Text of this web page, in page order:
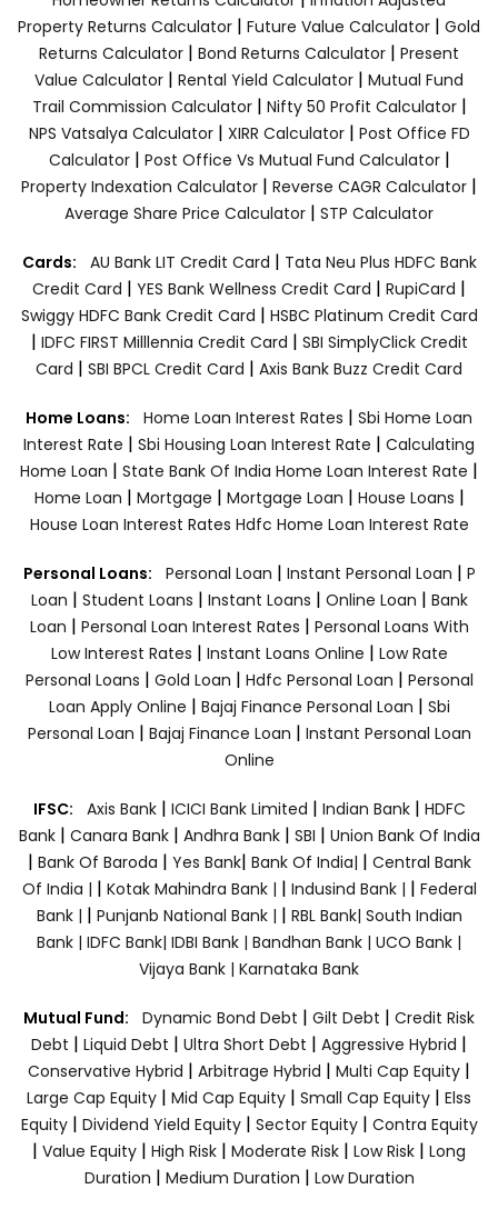
Property Returns Calculator | Future Value Calculator | Gold
Returns Calculator | Bond Returns Calculator | Present
Value Calculator | Rental Yield Calculator | Mutual Fund
Trail Commission Calculator| Nifty 50 Profit Calculator|
NPS Vatsalya Calculator| XIRR Calculator| Post Office FD
Calculator| Post Office Vs Mutual Fund Calculator|
Property Indexation Calculator | Reverse CAGR Calculator |
Average Share Price Calculator | STP Calculator
Cards: AU Bank LIT Credit Card | Tata Neu Plus HDFC Bank
Credit Card | YES Bank Wellness Credit Card | RupiCard |
Swiggy HDFC Bank Credit Card | HSBC Platinum Credit Card
| IDFC FIRST Milllennia Credit Card | SBI SimplyClick Credit
Card | SBI BPCL Credit Card | Axis Bank Buzz Credit Card
Home Loans: Home Loan Interest Rates | Sbi Home Loan
Interest Rate | Sbi Housing Loan Interest Rate | Calculating
Home Loan | State Bank Of India Home Loan Interest Rate |
Home Loan | Mortgage | Mortgage Loan | House Loans |
House Loan Interest Rates Hdfc Home Loan Interest Rate
Personal Loans: Personal Loan | Instant Personal Loan | P
Loan | Student Loans | Instant Loans | Online Loan | Bank
Loan | Personal Loan Interest Rates | Personal Loans With
Low Interest Rates | Instant Loans Online | Low Rate
Personal Loans | Gold Loan | Hdfc Personal Loan | Personal
Loan Apply Online | Bajaj Finance Personal Loan | Sbi
Personal Loan | Bajaj Finance Loan | Instant Personal Loan
Online
IFSC: Axis Bank | ICICI Bank Limited | Indian Bank | HDFC
Bank| Canara Bank | Andhra Bank| SBI | Union Bank Of India
| Bank Of Baroda | Yes Bank| Bank Of India| | Central Bank
Of India | | Kotak Mahindra Bank | | Indusind Bank | | Federal
Bank | | Punjanb National Bank | | RBL Bank| South Indian
Bank | IDFC Bank| IDBI Bank | Bandhan Bank | UCO Bank |
Vijaya Bank | Karnataka Bank
Mutual Fund: Dynamic Bond Debt | Gilt Debt | Credit Risk
Debt | Liquid Debt | Ultra Short Debt | Aggressive Hybrid |
Conservative Hybrid | Arbitrage Hybrid | Multi Cap Equity |
Large Cap Equity | Mid Cap Equity | Small Cap Equity | Elss
Equity| Dividend Yield Equity| Sector Equity | Contra Equity
| Value Equity | High Risk | Moderate Risk | Low Risk | Long
Duration | Medium Duration | Low Duration